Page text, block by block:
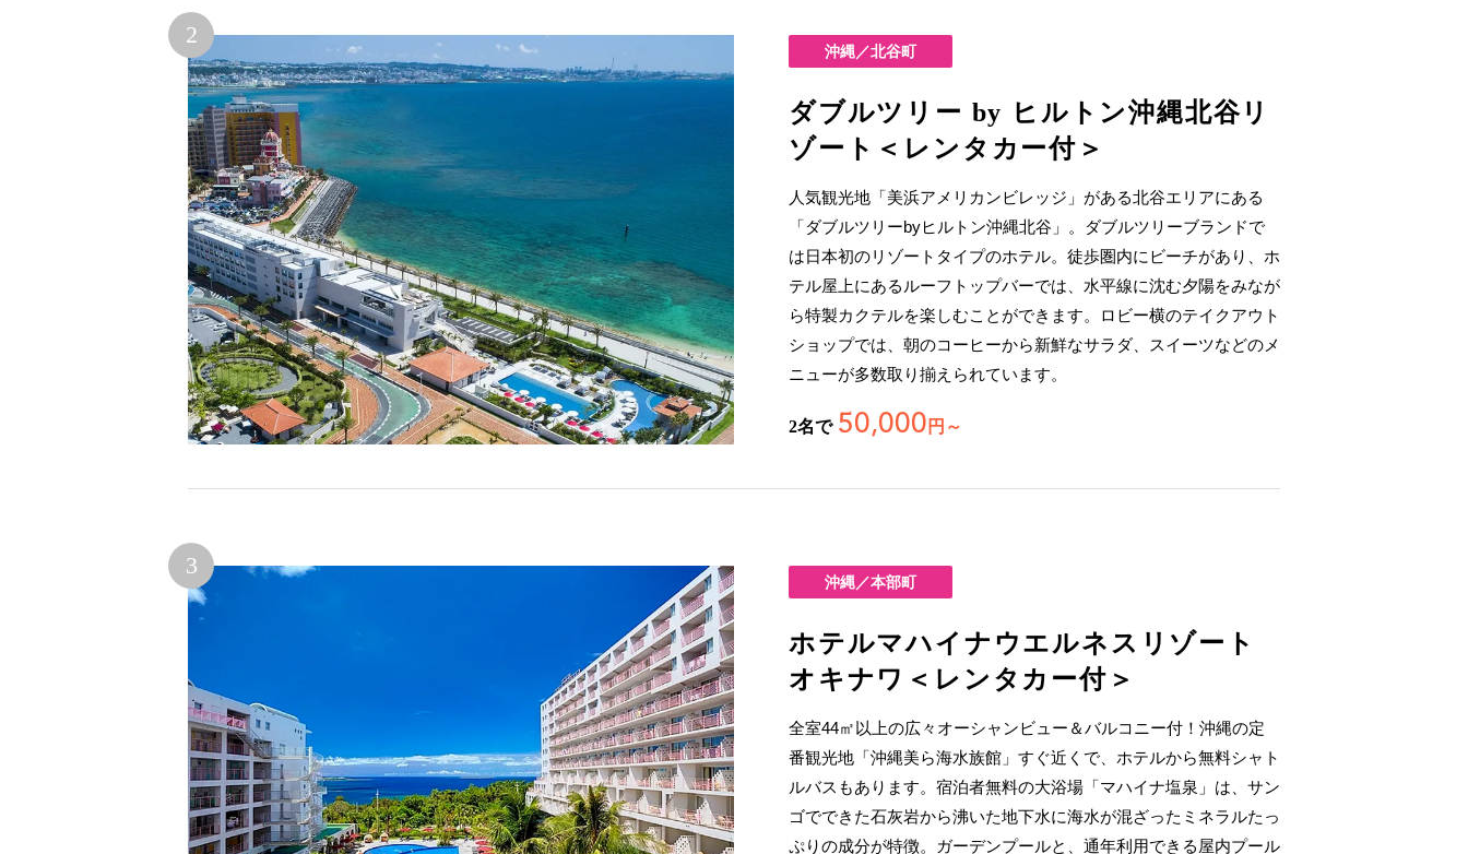
沖縄／北谷町
ダブルツリー by ヒルトン沖縄北谷リ
ゾート＜レンタカー付＞
人気観光地「美浜アメリカンビレッジ」がある北谷エリアにある
「ダブルツリーbyヒルトン沖縄北谷」。ダブルツリーブランドで
は日本初のリゾートタイプのホテル。徒歩圏内にビーチがあり、ホ
テル屋上にあるルーフトップバーでは、水平線に沈む夕陽をみなが
ら特製カクテルを楽しむことができます。ロビー横のテイクアウト
ショップでは、朝のコーヒーから新鮮なサラダ、スイーツなどのメ
ニューが多数取り揃えられています。
2名で 50,000 円～
沖縄／本部町
ホテルマハイナウエルネスリゾート
オキナワ＜レンタカー付＞
全室44㎡以上の広々オーシャンビュー＆バルコニー付！沖縄の定
番観光地「沖縄美ら海水族館」すぐ近くで、ホテルから無料シャト
ルバスもあります。宿泊者無料の大浴場「マハイナ塩泉」は、サン
ゴでできた石灰岩から沸いた地下水に海水が混ざったミネラルたっ
ぷりの成分が特徴。ガーデンプールと、通年利用できる屋内プール